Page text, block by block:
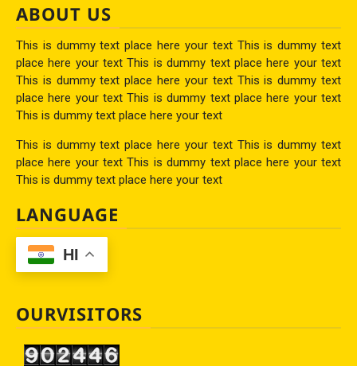
ABOUT US
This is dummy text place here your text This is dummy text
place here your text This is dummy text place here your text
This is dummy text place here your text This is dummy text
place here your text This is dummy text place here your text
This is dummy text place here your text
This is dummy text place here your text This is dummy text
place here your text This is dummy text place here your text
This is dummy text place here your text
LANGUAGE
HI
OURVISITORS